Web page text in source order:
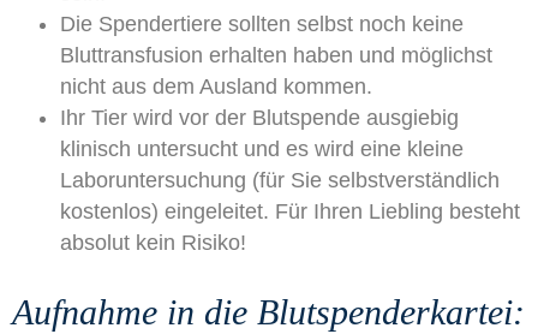
Die Spendertiere sollten selbst noch keine
Bluttransfusion erhalten haben und möglichst
nicht aus dem Ausland kommen.
Ihr Tier wird vor der Blutspende ausgiebig
klinisch untersucht und es wird eine kleine
Laboruntersuchung (für Sie selbstverständlich
kostenlos) eingeleitet. Für Ihren Liebling besteht
absolut kein Risiko!
Aufnahme in die Blutspenderkartei: